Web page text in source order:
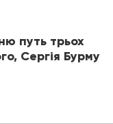
путь трьох
Сергія Бурму